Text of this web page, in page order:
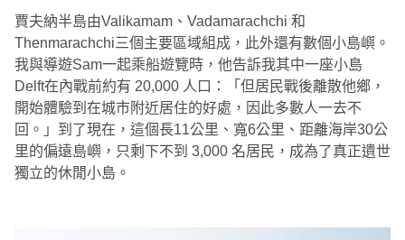
賈夫納半島由Valikamam、Vadamarachchi 和
Thenmarachchi三個主要區域組成，此外還有數個小島嶼。
我與導遊Sam一起乘船遊覽時，他告訴我其中一座小島
Delft在內戰前約有 20,000 人口：「但居民戰後離散他鄉，
開始體驗到在城市附近居住的好處，因此多數人一去不
回。」到了現在，這個長11公里、寬6公里、距離海岸30公
里的偏遠島嶼，只剩下不到 3,000 名居民，成為了真正遺世
獨立的休閒小島。